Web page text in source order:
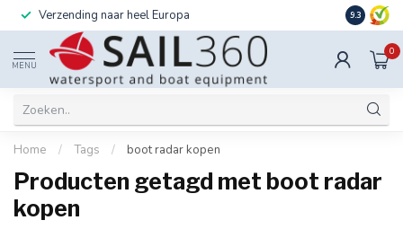
Verzending naar heel Europa Ook
9.3
MENU
0
Home / Tags / boot radar kopen
Producten getagd met boot radar
kopen